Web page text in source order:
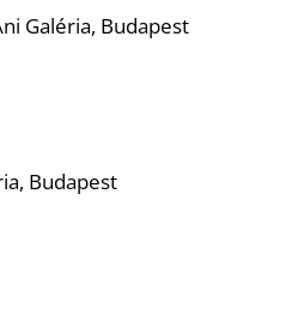
Galéria, Budapest
Budapest